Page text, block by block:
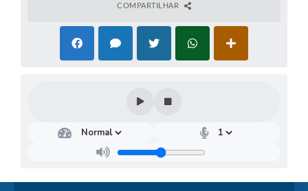
COMPARTILHAR